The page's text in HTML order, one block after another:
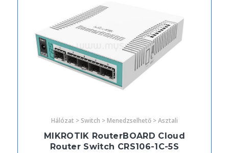
Hálózat > Switch > Menedzselhető > Asztali
MIKROTIK RouterBOARD Cloud
Router Switch CRS106-1C-5S